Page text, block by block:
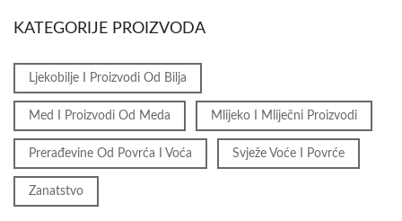
KATEGORIJE PROIZVODA
Ljekobilje I Proizvodi Od Bilja
Med I Proizvodi Od Meda Mlijeko I Mliječni Proizvodi
Prerađevine Od Povrća I Voća Svježe Voće I Povrće
Zanatstvo